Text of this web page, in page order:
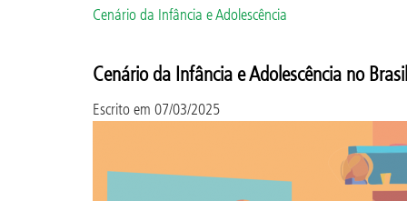
Cenário da Infância e Adolescência
Cenário da Infância e Adolescência no
Escrito em 07/03/2025